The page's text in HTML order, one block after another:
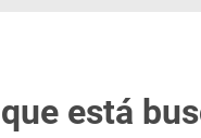
está